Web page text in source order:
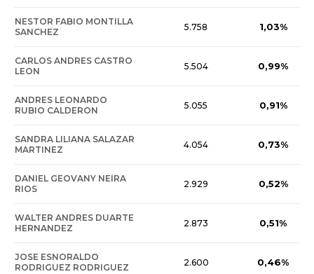
NESTOR FABIO MONTILLA
SANCHEZ
5.758 1,03%
CARLOS ANDRES CASTRO
LEON
5.504 0,99%
ANDRES LEONARDO
RUBIO CALDERON
5.055 0,91%
SANDRA LILIANA SALAZAR
MARTINEZ
4.054 0,73%
DANIEL GEOVANY NEIRA
RIOS
2.929 0,52%
WALTER ANDRES DUARTE
HERNANDEZ
2.873 0,51%
JOSE ESNORALDO
RODRIGUEZ RODRIGUEZ
2.600 0,46%